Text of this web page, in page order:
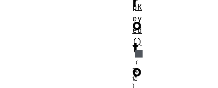
o
t
o
pK
ey
ed
()